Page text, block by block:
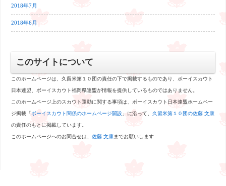
2018年7月
2018年6月
このサイトについて
このホームページは、久留米第１０団の責任の下で掲載するものであり、ボーイスカウト
日本連盟、ボーイスカウト福岡県連盟が情報を提供しているものではありません。
このホームページ上のスカウト運動に関する事項は、ボーイスカウト日本連盟ホームペー
ジ掲載「ボーイスカウト関係のホームページ開設 」に沿って、久留米第１０団の佐藤 文康
の責任のもとに掲載しています。
このホームページへのお問合せは、佐藤 文康までお願いします